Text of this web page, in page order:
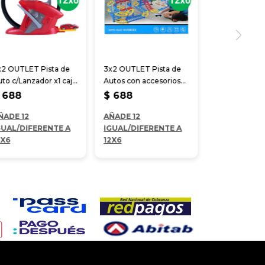
OUTLET Pista de
c/Lanzador x1 caja
cm
688
12
DIFERENTE A
3x2 OUTLET Pista de
Autos con accesorios
89 pcs
$ 688
AÑADE 12
IGUAL/DIFERENTE A
12X6